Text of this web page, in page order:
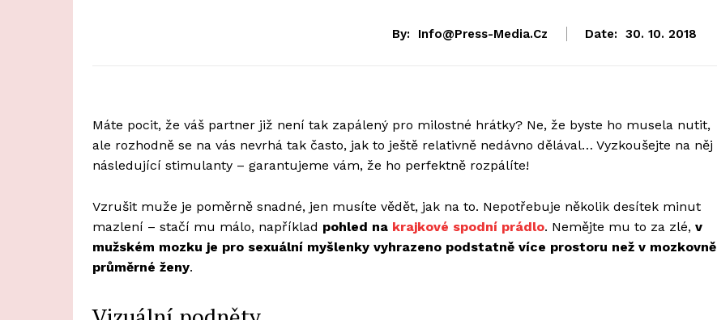
By: Info@press-Media.cz Date: 30. 10. 2018
Máte pocit, že váš partner již není tak zapálený pro milostné hrátky? Ne, že byste ho musela nutit,
ale rozhodně se na vás nevrhá tak často, jak to ještě relativně nedávno dělával… Vyzkoušejte na něj
následující stimulanty – garantujeme vám, že ho perfektně rozpálíte!
Vzrušit muže je poměrně snadné, jen musíte vědět, jak na to. Nepotřebuje několik desítek minut
mazlení – stačí mu málo, například pohled na krajkové spodní prádlo. Nemějte mu to za zlé, v
mužském mozku je pro sexuální myšlenky vyhrazeno podstatně více prostoru než v mozkovně
průměrné ženy.